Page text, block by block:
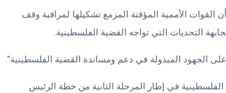
الأممية المؤقتة المزمع تشكيلها لمراقبة وقف
التحديات التي تواجه القضية الفلسطينية.
المبذولة في دعم ومساندة القضية الفلسطينية".
في إطار المرحلة الثانية من خطة الرئيس